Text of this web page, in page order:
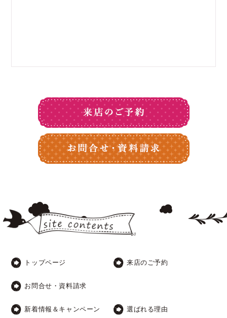
トップページ 来店のご予約
お問合せ・資料請求
新着情報＆キャンペーン 選ばれる理由